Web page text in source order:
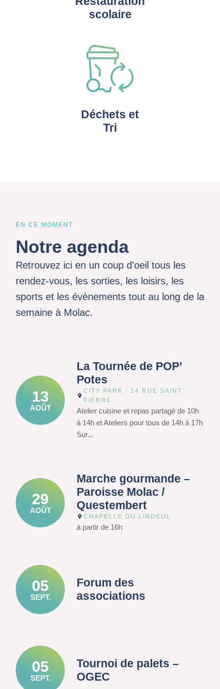
scolaire
Déchets et
Tri
EN CE MOMENT
Notre agenda
Retrouvez ici en un coup d'oeil tous les
rendez-vous, les sorties, les loisirs, les
sports et les évènements tout au long de la
semaine à Molac.
13
AOÛT
La Tournée de POP’
Potes
CITY PARK - 14 RUE SAINT
PIERRE
Atelier cuisine et repas partagé de 10h
à 14h et Ateliers pour tous de 14h à 17h
Sur...
29
AOÛT
Marche gourmande –
Paroisse Molac /
Questembert
CHAPELLE DU LINDEUL
à partir de 16h
05
SEPT.
Forum des
associations
05
SEPT.
Tournoi de palets –
OGEC